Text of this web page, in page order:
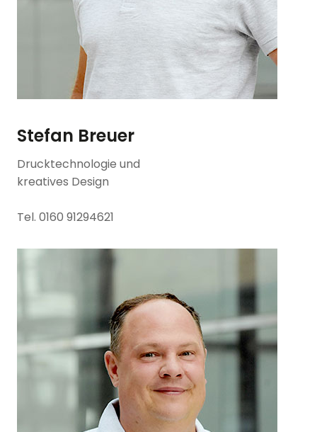
Stefan Breuer
Drucktechnologie und
kreatives Design
Tel. 0160 91294621